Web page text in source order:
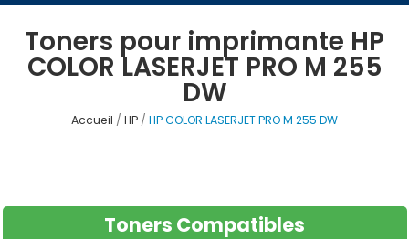
Toners pour imprimante HP
COLOR LASERJET PRO M 255
DW
Accueil HP HP COLOR LASERJET PRO M 255 DW
Toners Compatibles